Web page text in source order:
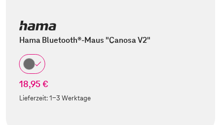
Hama Bluetooth®-Maus "Canosa V2"
18,95 €
Lieferzeit:1-3 Werktage